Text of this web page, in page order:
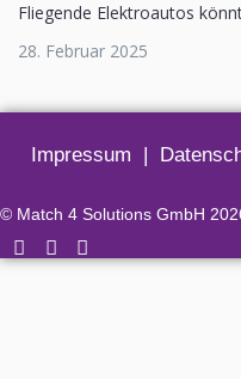
Fliegende Elektroautos
28. Februar 2025
Impressum |
© Match 4 Solutions GmbH